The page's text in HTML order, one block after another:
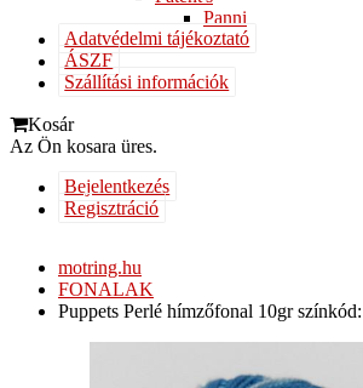
Panni
Adatvédelmi tájékoztató
ÁSZF
Szállítási információk
Kosár
Az Ön kosara üres.
Bejelentkezés
Regisztráció
motring.hu
FONALAK
Puppets Perlé hímzőfonal 10gr